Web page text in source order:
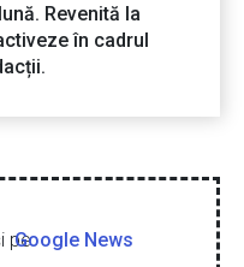
Revenită la
în cadrul
pe
Google News